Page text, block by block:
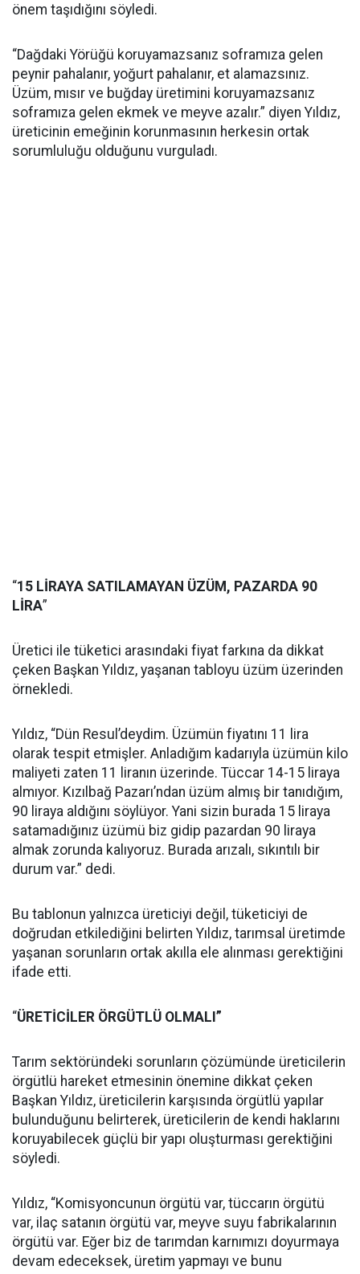
önem taşıdığını söyledi.
“Dağdaki Yörüğü koruyamazsanız soframıza gelen
peynir pahalanır, yoğurt pahalanır, et alamazsınız.
Üzüm, mısır ve buğday üretimini koruyamazsanız
soframıza gelen ekmek ve meyve azalır.” diyen Yıldız,
üreticinin emeğinin korunmasının herkesin ortak
sorumluluğu olduğunu vurguladı.
“15 LİRAYA SATILAMAYAN ÜZÜM, PAZARDA 90
LİRA”
Üretici ile tüketici arasındaki fiyat farkına da dikkat
çeken Başkan Yıldız, yaşanan tabloyu üzüm üzerinden
örnekledi.
Yıldız, “Dün Resul’deydim. Üzümün fiyatını 11 lira
olarak tespit etmişler. Anladığım kadarıyla üzümün kilo
maliyeti zaten 11 liranın üzerinde. Tüccar 14-15 liraya
almıyor. Kızılbağ Pazarı’ndan üzüm almış bir tanıdığım,
90 liraya aldığını söylüyor. Yani sizin burada 15 liraya
satamadığınız üzümü biz gidip pazardan 90 liraya
almak zorunda kalıyoruz. Burada arızalı, sıkıntılı bir
durum var.” dedi.
Bu tablonun yalnızca üreticiyi değil, tüketiciyi de
doğrudan etkilediğini belirten Yıldız, tarımsal üretimde
yaşanan sorunların ortak akılla ele alınması gerektiğini
ifade etti.
“ÜRETİCİLER ÖRGÜTLÜ OLMALI”
Tarım sektöründeki sorunların çözümünde üreticilerin
örgütlü hareket etmesinin önemine dikkat çeken
Başkan Yıldız, üreticilerin karşısında örgütlü yapılar
bulunduğunu belirterek, üreticilerin de kendi haklarını
koruyabilecek güçlü bir yapı oluşturması gerektiğini
söyledi.
Yıldız, “Komisyoncunun örgütü var, tüccarın örgütü
var, ilaç satanın örgütü var, meyve suyu fabrikalarının
örgütü var. Eğer biz de tarımdan karnımızı doyurmaya
devam edeceksek, üretim yapmayı ve bunu